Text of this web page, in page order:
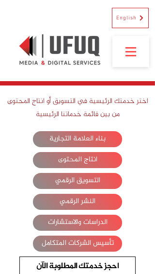
English
اختر خدمتك الرئيسية في التسويق أو انتاج المحتوى
من بين قائمة خدماتنا الرئيسية
بناء العلامة التجارية
انتاج المحتوى
التسويق الرقمي
النشر الرقمي
الدراسات والاستشارات
تأسيس الشركات المتكامل
احجز خدمتك المطلوبة الآن